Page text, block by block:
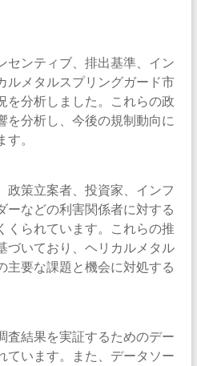
センティブ、排出基準、イン
ルメタルスプリングガード市
を分析しました。これらの政
を分析し、今後の規制動向に
。
政策立案者、投資家、インフ
ーなどの利害関係者に対する
くられています。これらの推
づいており、ヘリカルメタル
主要な課題と機会に対処する
査結果を実証するためのデー
ています。また、データソー